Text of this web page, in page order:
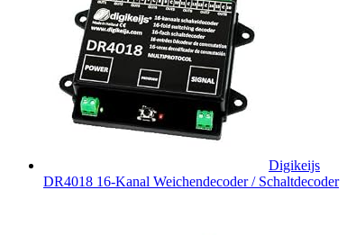
Digikeijs
DR4018 16-Kanal Weichendecoder / Schaltdecoder